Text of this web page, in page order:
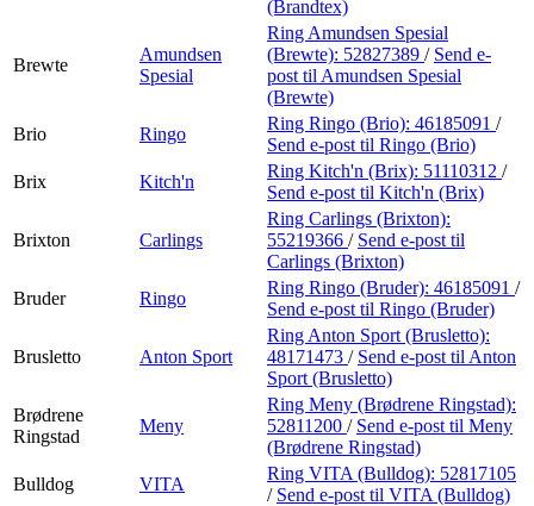
(Brandtex)
Brewte
Amundsen
Spesial
Ring Amundsen Spesial
(Brewte): 52827389 / Send e-
post til Amundsen Spesial
(Brewte)
Brio
Ringo
Ring Ringo (Brio): 46185091 /
Send e-post til Ringo (Brio)
Brix
Kitch'n
Ring Kitch'n (Brix): 51110312 /
Send e-post til Kitch'n (Brix)
Brixton Carlings
Ring Carlings (Brixton):
55219366 / Send e-post til
Carlings (Brixton)
Bruder
Ringo
Ring Ringo (Bruder): 46185091 /
Send e-post til Ringo (Bruder)
Brusletto Anton Sport
Ring Anton Sport (Brusletto):
48171473 / Send e-post til Anton
Sport (Brusletto)
Brødrene
Ringstad
Meny
Ring Meny (Brødrene Ringstad):
52811200 / Send e-post til Meny
(Brødrene Ringstad)
Bulldog
VITA
Ring VITA (Bulldog): 52817105
/ Send e-post til VITA (Bulldog)